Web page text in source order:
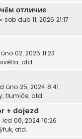
отличие
« sob dub 11, 2026 21:17
02, 2025 11:23
atd.
úno 25, 2024 8:41
tlumiče, atd.
+ dojezd
08, 2024 10:26
atd.